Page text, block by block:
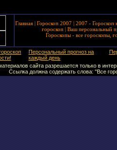
Главная | Гороскоп 2007 | 2007 - Гороскоп
гороскоп| Ваш персональный
Гороскопы - все гороскопы,
Персональный прогноз на
каждый день
сайта разрешается только в
Ссылка должна содержать слова: "Все